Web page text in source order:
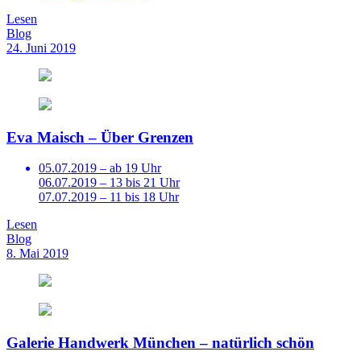
Lesen
Blog
24. Juni 2019
Eva Maisch – Über Grenzen
05.07.2019 – ab 19 Uhr
06.07.2019 – 13 bis 21 Uhr
07.07.2019 – 11 bis 18 Uhr
Lesen
Blog
8. Mai 2019
Galerie Handwerk München – natürlich schön